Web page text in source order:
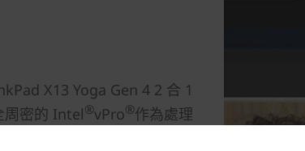
X13 Yoga Gen 4 2 合 1
周密的 Intel®vPro®作為處理